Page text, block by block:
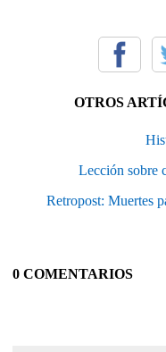
OTROS
Lección sobre
Retropost: Muertes
0 COMENTARIOS